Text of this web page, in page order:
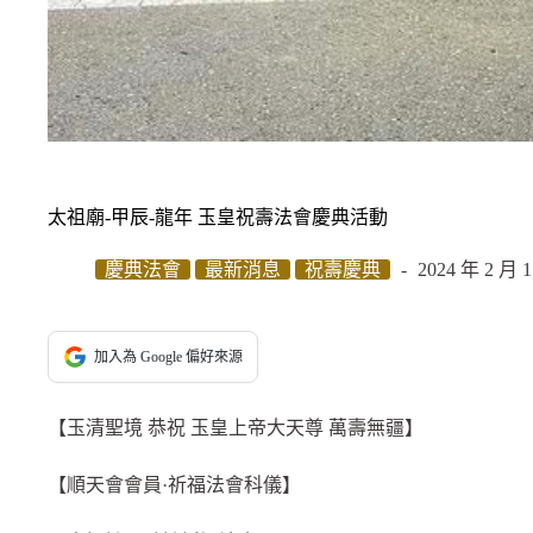
太祖廟-甲辰-龍年 玉皇祝壽法會慶典活動
慶典法會 最新消息 祝壽慶典 2024 年 2 月
加入為 Google 偏好來源
【玉清聖境 恭祝 玉皇上帝大天尊 萬壽無疆】
【順天會會員·祈福法會科儀】